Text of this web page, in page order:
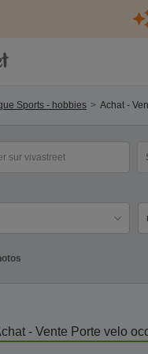
Sports - hobbies Achat -
- Vente Porte velo